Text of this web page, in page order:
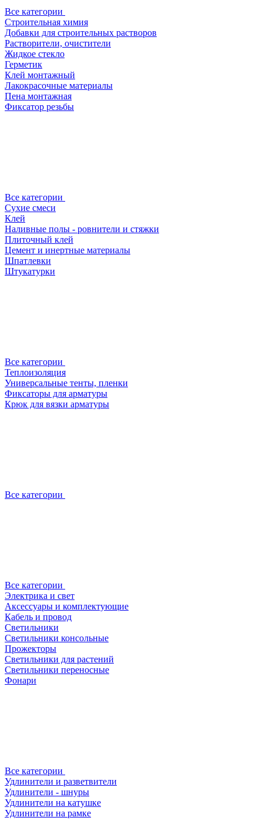
Все категории
Строительная химия
Добавки для строительных растворов
Растворители, очистители
Жидкое стекло
Герметик
Клей монтажный
Лакокрасочные материалы
Пена монтажная
Фиксатор резьбы
Все категории
Сухие смеси
Клей
Наливные полы - ровнители и стяжки
Плиточный клей
Цемент и инертные материалы
Шпатлевки
Штукатурки
Все категории
Теплоизоляция
Универсальные тенты, пленки
Фиксаторы для арматуры
Крюк для вязки арматуры
Все категории
Все категории
Электрика и свет
Аксессуары и комплектующие
Кабель и провод
Светильники
Светильники консольные
Прожекторы
Светильники для растений
Светильники переносные
Фонари
Все категории
Удлинители и разветвители
Удлинители - шнуры
Удлинители на катушке
Удлинители на рамке